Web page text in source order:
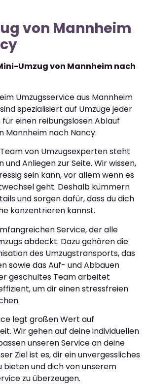
von Mannheim
Umzug von Mannheim nach
Umzugsservice aus Mannheim
spezialisiert auf Umzüge jeder
einen reibungslosen Ablauf
Mannheim nach Nancy.
von Umzugsexperten steht
und Anliegen zur Seite. Wir wissen,
sein kann, vor allem wenn es
geht. Deshalb kümmern
und sorgen dafür, dass du dich
konzentrieren kannst.
Service, der alle
abdeckt. Dazu gehören die
des Umzugstransports, das
sowie das Auf- und Abbauen
geschultes Team arbeitet
um dir einen stressfreien
legt großen Wert auf
Wir gehen auf deine individuellen
unseren Service an deine
Ziel ist es, dir ein unvergessliches
bieten und dich von unserem
zu überzeugen.